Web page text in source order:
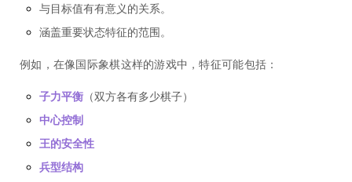
与目标值有有意义的关系。
涵盖重要状态特征的范围。
例如，在像国际象棋这样的游戏中，特征可能包括：
子力平衡 （双方各有多少棋子）
中心控制
王的安全性
兵型结构